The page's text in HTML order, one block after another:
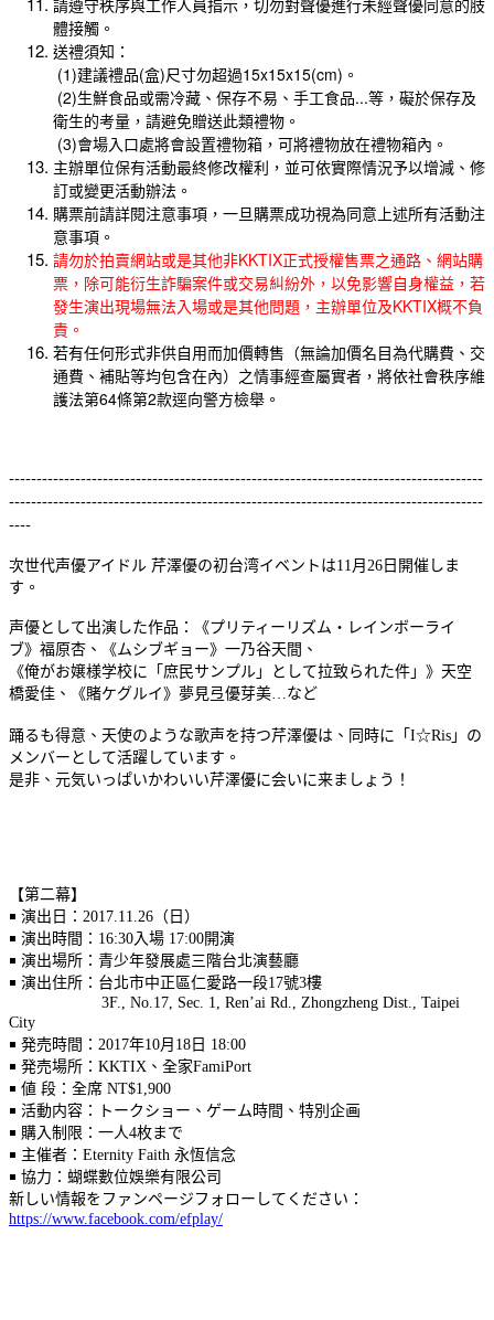
體接觸。
送禮須知：
(1)建議禮品(盒)尺寸勿超過15x15x15(cm)。
(2)生鮮食品或需冷藏、保存不易、手工食品...等，礙於保存及
衛生的考量，請避免贈送此類禮物。
(3)會場入口處將會設置禮物箱，可將禮物放在禮物箱內。
主辦單位保有活動最終修改權利，並可依實際情況予以增減、修
訂或變更活動辦法。
購票前請詳閱注意事項，一旦購票成功視為同意上述所有活動注
意事項。
請勿於拍賣網站或是其他非KKTIX正式授權售票之通路、網站購
票，除可能衍生詐騙案件或交易糾紛外，以免影響自身權益，若
發生演出現場無法入場或是其他問題，主辦單位及KKTIX概不負
責。
若有任何形式非供自用而加價轉售（無論加價名目為代購費、交
通費、補貼等均包含在內）之情事經查屬實者，將依社會秩序維
護法第64條第2款逕向警方檢舉。
--------------------------------------------------------------------------------------
--------------------------------------------------------------------------------------
----
次世代声優アイドル 芹澤優の初台湾イベントは11月26日開催しま
す。
声優として出演した作品：《プリティーリズム・レインボーライ
ブ》福原杏、《ムシブギョー》一乃谷天間、
《俺がお嬢様学校に「庶民サンプル」として拉致られた件」》天空
橋愛佳、《賭ケグルイ》夢見弖優芽美…など
踊るも得意、天使のような歌声を持つ芹澤優は、同時に「I☆Ris」の
メンバーとして活躍しています。
是非、元気いっぱいかわいい芹澤優に会いに来ましょう！
【第二幕】
￭ 演出日：2017.11.26（日）
￭ 演出時間：16:30入場 17:00開演
￭ 演出場所：青少年發展處三階台北演藝廳
￭ 演出住所：台北市中正區仁愛路一段17號3樓
3F., No.17, Sec. 1, Ren’ai Rd., Zhongzheng Dist., Taipei
City
￭ 発売時間：2017年10月18日 18:00
￭ 発売場所：KKTIX、全家FamiPort
￭ 値 段：全席 NT$1,900
￭ 活動内容：トークショー、ゲーム時間、特別企画
￭ 購入制限：一人4枚まで
￭ 主催者：Eternity Faith 永恆信念
￭ 協力：蝴蝶數位娛樂有限公司
新しい情報をファンページフォローしてください：
https://www.facebook.com/efplay/